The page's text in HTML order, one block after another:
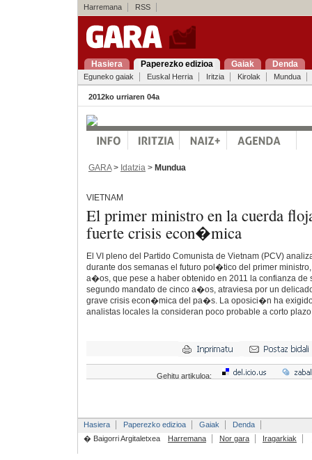
Harremana RSS
Hasiera Paperezko edizioa Gaiak Denda
Eguneko gaiak Euskal Herria Iritzia Kirolak Mundua
2012ko urriaren 04a
GARA> Idatzia > Mundua
VIETNAM
El primer ministro en la cuerda
fuerte crisis econ�mica
El VI pleno del Partido Comunista de Vietnam (PCV)
durante dos semanas el futuro pol�tico del primer
a�os, que pese a haber obtenido en 2011 la confianza de
segundo mandato de cinco a�os, atraviesa por un
grave crisis econ�mica del pa�s. La oposici�n ha
analistas locales la consideran poco probable a corto
Gehitu artikuloa:
Hasiera Paperezko edizioa Gaiak
Denda
� Baigorri Argitaletxea
Harremana Nor gara Iragarkiak